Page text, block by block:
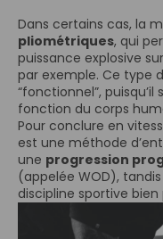
Dans certains cas, la
pliométriques, qui
puissance explosive
par exemple. Ce type
“fonctionnel”,
fonction du corps
Pour conclure en
est une méthode
une progression
(appelée WOD),
discipline sportive